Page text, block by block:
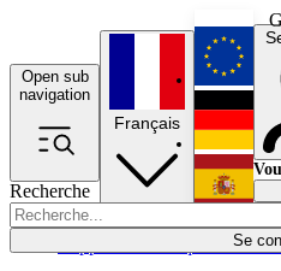
Open sub
navigation
Recherche
Se
Français